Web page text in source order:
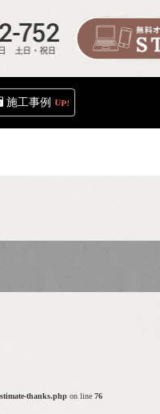
施工事例 UP!
thanks.php on line 76